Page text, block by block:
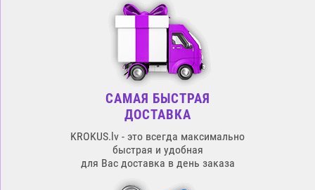
САМАЯ БЫСТРАЯ
ДОСТАВКА
KROKUS.lv - это всегда максимально
быстрая и удобная
для Вас доставка в день заказа